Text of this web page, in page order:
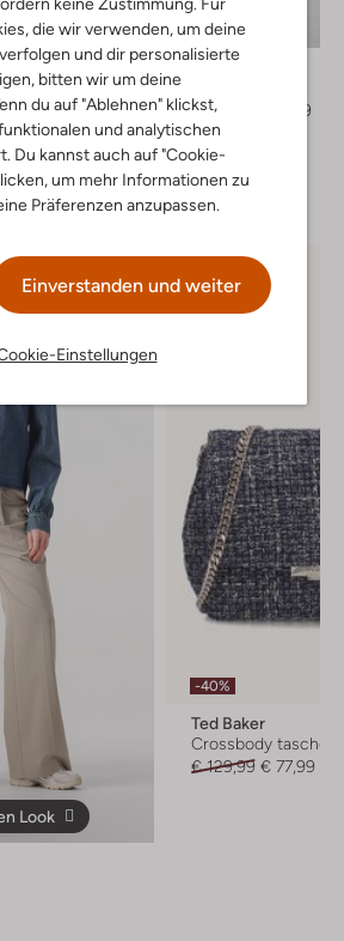
die wir verwenden, um deine
und dir personalisierte
bitten wir um deine
du auf "Ablehnen" klickst,
und analytischen
Du kannst auch auf "Cookie-
um mehr Informationen zu
Präferenzen anzupassen.
Einverstanden und weiter
Einstellungen
Look
Letzter Artikel
-30%
Neo Noir
€ 89,99
€ 62,99
Look
-40%
Ted Baker
Crossbody taschen
€ 129,99 € 77,99